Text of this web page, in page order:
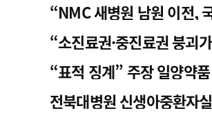
“NMC 새병원 남원 이전,
“소진료권·중진료권 붕괴
“표적 징계” 주장 일양약
전북대병원 신생아중환자